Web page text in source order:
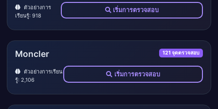
ตัวอย่างการ
เรียนรู้: 918
เริ่มการตรวจสอบ
Moncler 121 จุดตรวจสอบ
ตัวอย่างการเรียน
รู้: 2,106
เริ่มการตรวจสอบ